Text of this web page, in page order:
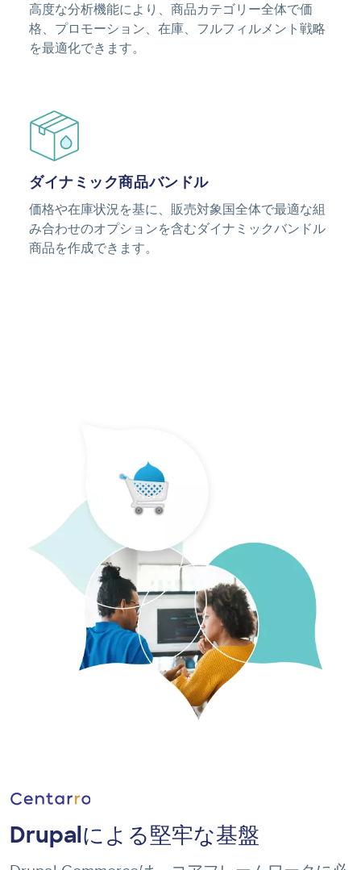
高度な分析機能により、商品カテゴリー全体で価
格、プロモーション、在庫、フルフィルメント戦略
を最適化できます。
Image
ダイナミック商品バンドル
価格や在庫状況を基に、販売対象国全体で最適な組
み合わせのオプションを含むダイナミックバンドル
商品を作成できます。
Drupalによる堅牢な基盤